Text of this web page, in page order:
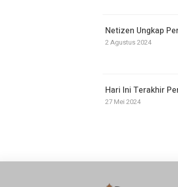
Netizen Ungkap
2 Agustus 2024
Hari Ini Terakhir
27 Mei 2024